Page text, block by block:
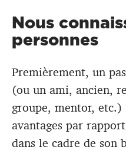
Nous
personnes
Premièrement, un
(ou un ami, ancien,
groupe, mentor, etc.)
avantages par
dans le cadre de son